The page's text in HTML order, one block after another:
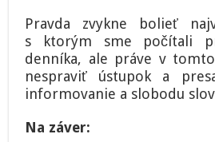
Pravda zvykne bolieť
s ktorým sme počítali
denníka, ale práve v
nespraviť ústupok a
informovanie a slobodu
Na záver: